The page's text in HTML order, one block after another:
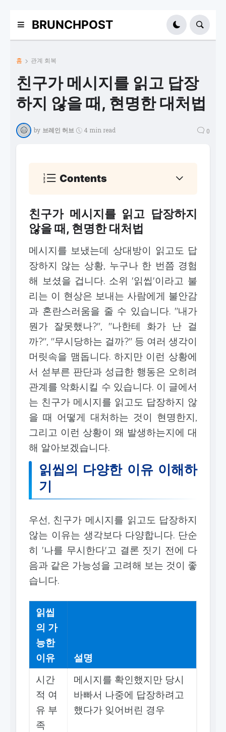
BRUNCHPOST
홈 관계 회복
친구가 메시지를 읽고 답장
하지 않을 때, 현명한 대처법
by 브레인 허브 4 min read 0
Contents
친구가 메시지를 읽고 답장하지
않을 때, 현명한 대처법
메시지를 보냈는데 상대방이 읽고도 답
장하지 않는 상황, 누구나 한 번쯤 경험
해 보셨을 겁니다. 소위 '읽씹'이라고 불
리는 이 현상은 보내는 사람에게 불안감
과 혼란스러움을 줄 수 있습니다. "내가
뭔가 잘못했나?", "나한테 화가 난 걸
까?", "무시당하는 걸까?" 등 여러 생각이
머릿속을 맴돕니다. 하지만 이런 상황에
서 섣부른 판단과 성급한 행동은 오히려
관계를 악화시킬 수 있습니다. 이 글에서
는 친구가 메시지를 읽고도 답장하지 않
을 때 어떻게 대처하는 것이 현명한지,
그리고 이런 상황이 왜 발생하는지에 대
해 알아보겠습니다.
읽씹의 다양한 이유 이해하
기
우선, 친구가 메시지를 읽고도 답장하지
않는 이유는 생각보다 다양합니다. 단순
히 '나를 무시한다'고 결론 짓기 전에 다
음과 같은 가능성을 고려해 보는 것이 좋
습니다.
읽씹
의 가
능한
이유
설명
시간
적 여
유 부
족
메시지를 확인했지만 당시
바빠서 나중에 답장하려고
했다가 잊어버린 경우